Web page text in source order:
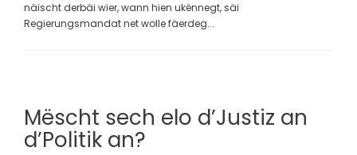
näischt derbäi wier, wann hien ukënnegt, säi
Regierungsmandat net wolle fäerdeg...
Mëscht sech elo d’Justiz an
d’Politik an?